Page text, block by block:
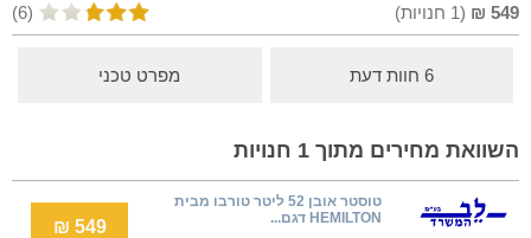
549
₪
(
1 חנויות) (6)
6 חוות דעת מפרט טכני
השוואת מחירים מתוך 1 חנויות
טוסטר אובן 52 ליטר טורבו מבית
HEMILTON דגם...
549 ₪